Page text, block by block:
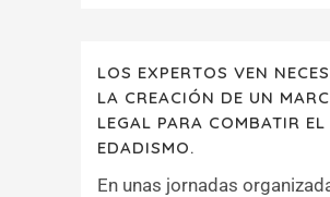
LOS EXPERTOS VEN
LA CREACIÓN DE UN
LEGAL PARA COMBATIR EL
EDADISMO.
En unas jornadas